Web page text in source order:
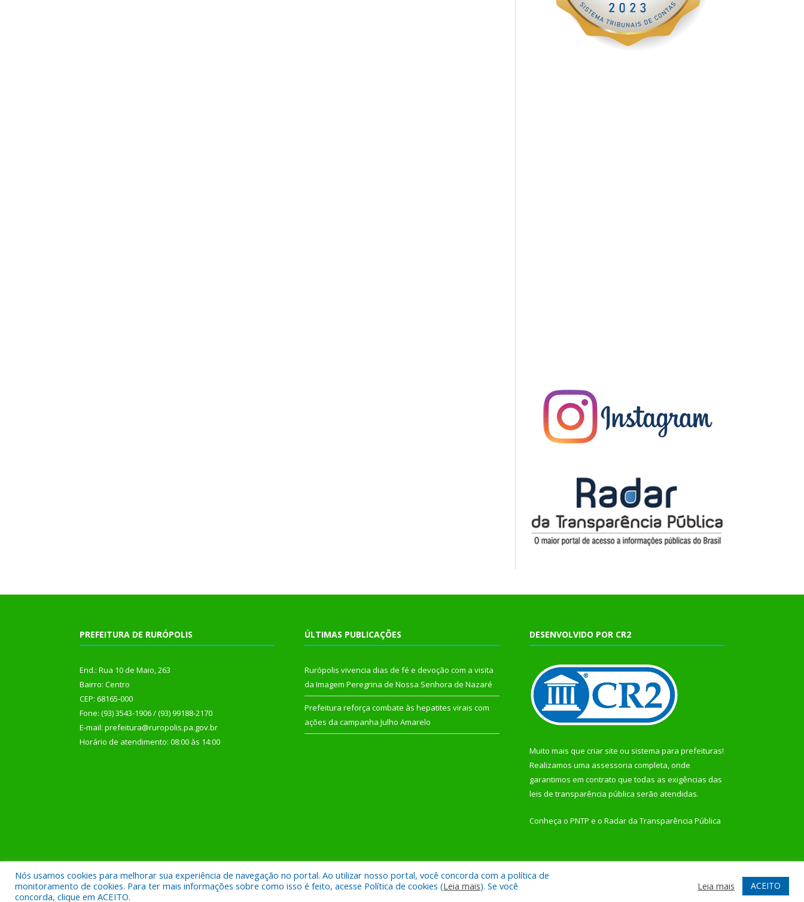
PREFEITURA DE RURÓPOLIS
End.: Rua 10 de Maio, 263
Bairro: Centro
CEP: 68165-000
Fone: (93) 3543-1906 / (93) 99188-2170
E-mail: prefeitura@ruropolis.pa.gov.br
Horário de atendimento: 08:00 às 14:00
ÚLTIMAS PUBLICAÇÕES
Rurópolis vivencia dias de fé e devoção com a visita
da Imagem Peregrina de Nossa Senhora de Nazaré
Prefeitura reforça combate às hepatites virais com
ações da campanha Julho Amarelo
DESENVOLVIDO POR CR2
Muito mais que criar site ou sistema para prefeituras!
Realizamos uma assessoria completa, onde
garantimos em contrato que todas as exigências das
leis de transparência pública serão atendidas.
Conheça o PNTP e o Radar da Transparência Pública
Todos os direitos reservados a Prefeitura Municipal de Rurópolis. Mapa do Site Acessar Webmail
Nós usamos cookies para melhorar sua experiência de navegação no portal. Ao utilizar nosso portal, você concorda com a política de
monitoramento de cookies. Para ter mais informações sobre como isso é feito, acesse Política de cookies (Leia mais). Se você
concorda, clique em ACEITO.
Leia mais ACEITO